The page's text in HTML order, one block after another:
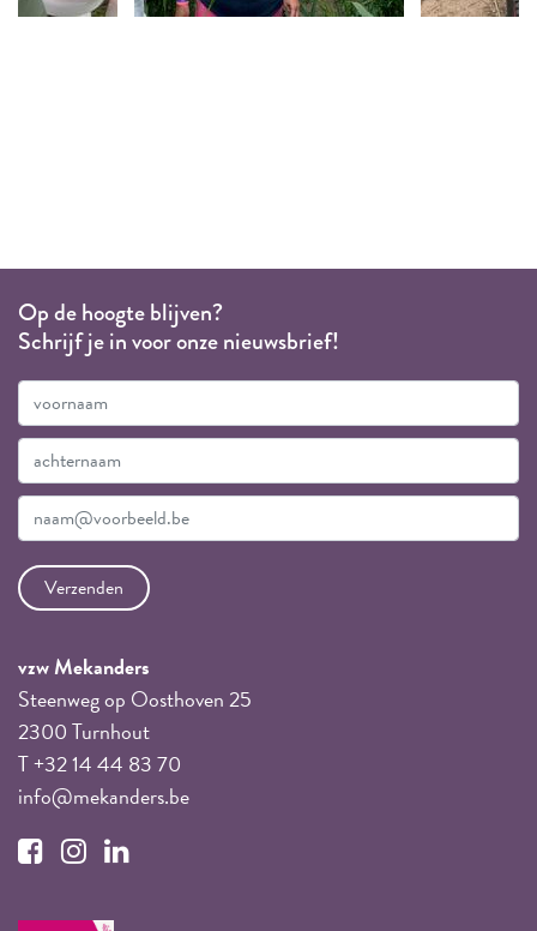
Op de hoogte blijven?
Schrijf je in voor onze nieuwsbrief!
vzw Mekanders
Steenweg op Oosthoven 25
2300 Turnhout
T +32 14 44 83 70
info@mekanders.be